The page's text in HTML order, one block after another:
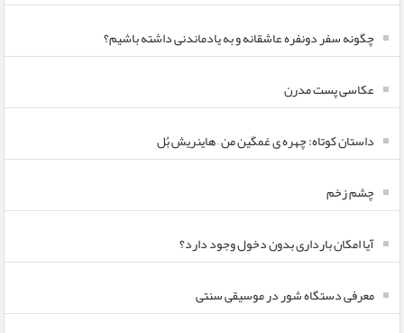
چگونه سفر دونفره عاشقانه و به یادماندنی داشته باشیم؟
عکاسی پست مدرن
داستان کوتاه: چهره ی غمگین من – هاینریش بُل
چشم زخم
آیا امکان بارداری بدون دخول وجود دارد؟
معرفی دستگاه شور در موسیقی سنتی